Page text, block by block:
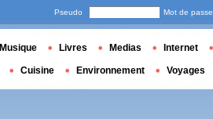
Pseudo Mot de passe
Musique Livres Medias Internet
Cuisine Environnement Voyages